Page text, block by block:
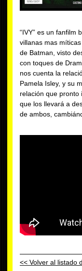
“IVY” es un fanfilm
villanas mas
de Batman, visto
con toques de
nos cuenta la
Pamela Isley, y su
relación que pronto
que los llevará a
de ambos,
<< Volver al listado